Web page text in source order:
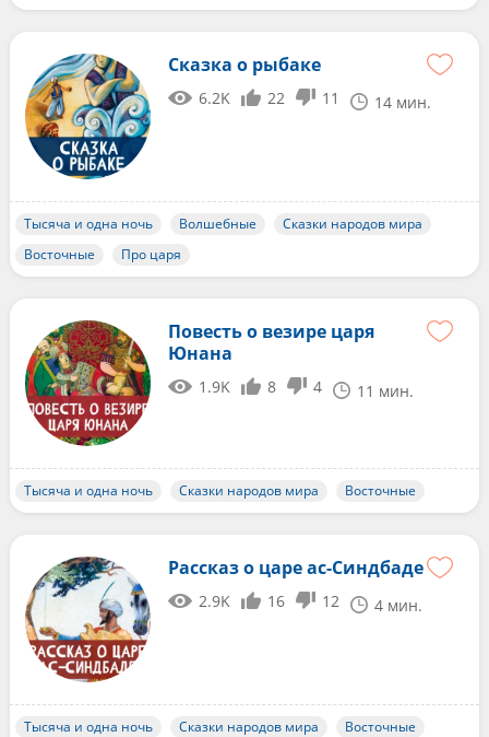
Сказка о рыбаке
6.2K 22 11 14 мин.
Тысяча и одна ночь Волшебные
Сказки народов мира
Восточные
Про царя
Повесть о везире царя
Юнана
1.9K 8 4 11 мин.
Тысяча и одна ночь Сказки народов мира Восточные
Рассказ о царе ас-Синдбаде
2.9K 16 12 4 мин.
Тысяча и одна ночь Сказки народов мира
Восточные